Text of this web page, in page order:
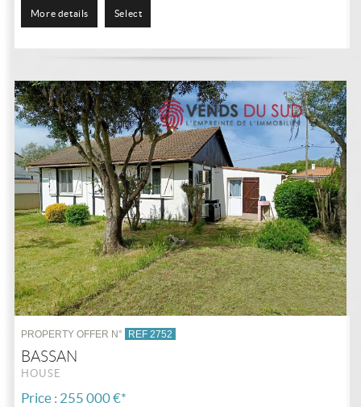
More details Select
PROPERTY OFFER N° REF 2752
BASSAN
HOUSE
Price : 255 000 €*